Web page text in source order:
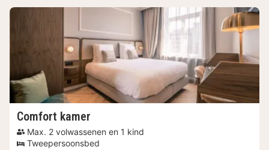
Comfort kamer
Max. 2 volwassenen en 1 kind
Tweepersoonsbed